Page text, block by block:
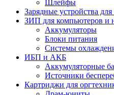
Шлейфы
Зарядные устройства
ЗИП для компьютеров и
Аккумуляторы
Блоки питания
Системы
ИБП и АКБ
Аккумуляторные
Источники
Картриджи для